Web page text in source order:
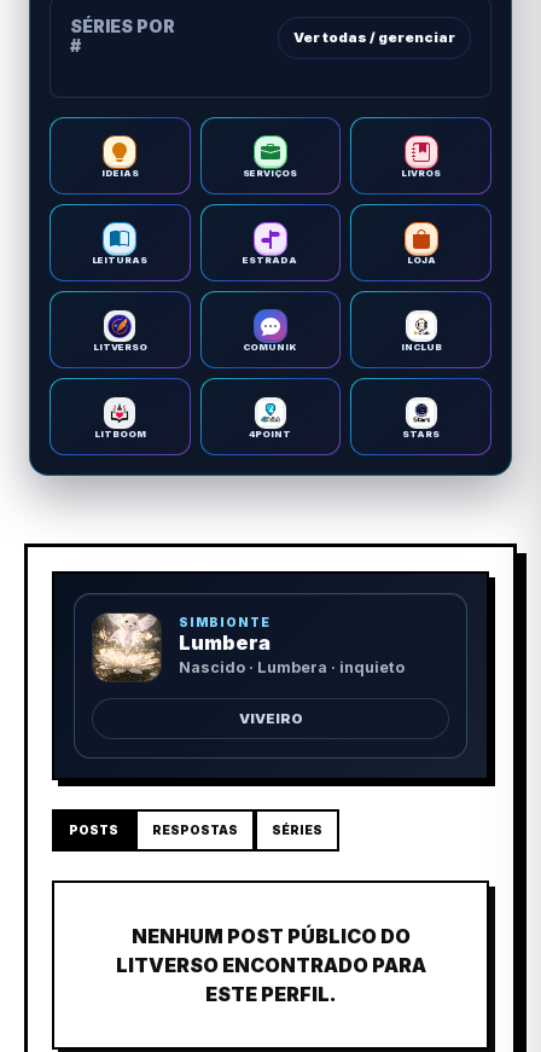
SÉRIES POR
#
Ver todas / gerenciar
IDEIAS SERVIÇOS LIVROS
LEITURAS ESTRADA LOJA
LITVERSO COMUNIK INCLUB
LITBOOM 4POINT STARS
SIMBIONTE
Lumbera
Nascido · Lumbera · inquieto
VIVEIRO
POSTS RESPOSTAS SÉRIES
NENHUM POST PÚBLICO DO
LITVERSO ENCONTRADO PARA
ESTE PERFIL.